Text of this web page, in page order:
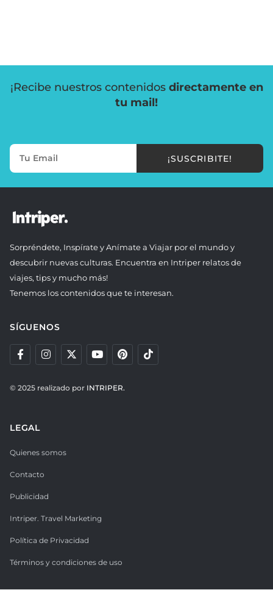
¡Recibe nuestros contenidos directamente en
tu mail!
¡SUSCRIBITE!
Sorpréndete, Inspírate y Anímate a Viajar por el mundo y
descubrir nuevas culturas. Encuentra en Intriper relatos de
viajes, tips y mucho más!
Tenemos los contenidos que te interesan.
SÍGUENOS
© 2025 realizado por INTRIPER.
LEGAL
Quienes somos
Contacto
Publicidad
Intriper. Travel Marketing
Política de Privacidad
Términos y condiciones de uso